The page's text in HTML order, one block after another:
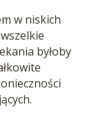
w niskich
byłoby